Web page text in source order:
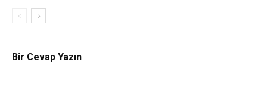
Bir Cevap Yazın